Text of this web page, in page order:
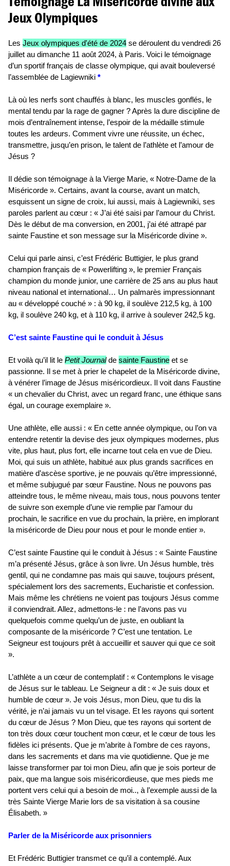
Jeux Olympiques
Les Jeux olympiques d'été de 2024 se déroulent du vendredi 26
juillet au dimanche 11 août 2024, à Paris. Voici le témoignage
d’un sportif français de classe olympique, qui avait bouleversé
l’assemblée de Lagiewniki *
Là où les nerfs sont chauffés à blanc, les muscles gonflés, le
mental tendu par la rage de gagner ? Après la dure discipline de
mois d’entraînement intense, l’espoir de la médaille stimule
toutes les ardeurs. Comment vivre une réussite, un échec,
transmettre, jusqu’en prison, le talent de l’athlète et l’amour de
Jésus ?
Il dédie son témoignage à la Vierge Marie, « Notre-Dame de la
Miséricorde ». Certains, avant la course, avant un match,
esquissent un signe de croix, lui aussi, mais à Lagiewniki, ses
paroles parlent au cœur : « J’ai été saisi par l’amour du Christ.
Dès le début de ma conversion, en 2001, j’ai été attrapé par
sainte Faustine et son message sur la Miséricorde divine ».
Celui qui parle ainsi, c’est Frédéric Buttigier, le plus grand
champion français de « Powerlifting », le premier Français
champion du monde junior, une carrière de 25 ans au plus haut
niveau national et international… Un palmarès impressionnant
au « développé couché » : à 90 kg, il soulève 212,5 kg, à 100
kg, il soulève 240 kg, et à 110 kg, il arrive à soulever 242,5 kg.
C’est sainte Faustine qui le conduit à Jésus
Et voilà qu’il lit le Petit Journalde sainte Faustine et se
passionne. Il se met à prier le chapelet de la Miséricorde divine,
à vénérer l’image de Jésus miséricordieux. Il voit dans Faustine
« un chevalier du Christ, avec un regard franc, une éthique sans
égal, un courage exemplaire ».
Une athlète, elle aussi : « En cette année olympique, ou l’on va
entendre retentir la devise des jeux olympiques modernes, plus
vite, plus haut, plus fort, elle incarne tout cela en vue de Dieu.
Moi, qui suis un athlète, habitué aux plus grands sacrifices en
matière d’ascèse sportive, je ne pouvais qu’être impressionné,
et même subjugué par sœur Faustine. Nous ne pouvons pas
atteindre tous, le même niveau, mais tous, nous pouvons tenter
de suivre son exemple d’une vie remplie par l’amour du
prochain, le sacrifice en vue du prochain, la prière, en implorant
la miséricorde de Dieu pour nous et pour le monde entier ».
C’est sainte Faustine qui le conduit à Jésus : « Sainte Faustine
m’a présenté Jésus, grâce à son livre. Un Jésus humble, très
gentil, qui ne condamne pas mais qui sauve, toujours présent,
spécialement lors des sacrements, Eucharistie et confession.
Mais même les chrétiens ne voient pas toujours Jésus comme
il conviendrait. Allez, admettons-le : ne l’avons pas vu
quelquefois comme quelqu’un de juste, en oubliant la
composante de la miséricorde ? C’est une tentation. Le
Seigneur est toujours prêt à accueillir et sauver qui que ce soit
».
L’athlète a un cœur de contemplatif : « Contemplons le visage
de Jésus sur le tableau. Le Seigneur a dit : « Je suis doux et
humble de cœur ». Je vois Jésus, mon Dieu, que tu dis la
vérité, je n’ai jamais vu un tel visage. Et les rayons qui sortent
du cœur de Jésus ? Mon Dieu, que tes rayons qui sortent de
ton très doux cœur touchent mon cœur, et le cœur de tous les
fidèles ici présents. Que je m’abrite à l’ombre de ces rayons,
dans les sacrements et dans ma vie quotidienne. Que je me
laisse transformer par toi mon Dieu, afin que je sois porteur de
paix, que ma langue sois miséricordieuse, que mes pieds me
portent vers celui qui a besoin de moi.., à l’exemple aussi de la
très Sainte Vierge Marie lors de sa visitation à sa cousine
Élisabeth. »
Parler de la Miséricorde aux prisonniers
Et Frédéric Buttigier transmet ce qu’il a contemplé. Aux